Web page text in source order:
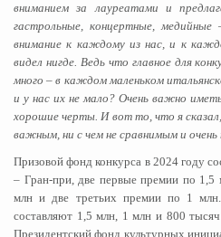
вниманием за лауреатами и
гастрольные, концертные,
внимание к каждому из нас, и к
видел нигде. Ведь что главное для
много – в каждом маленьком
и у нас их не мало? Очень важно
хорошие черты. И вот то, что я
важным, ни с чем не сравнимым и
Призовой фонд конкурса в 2024 году
– Гран-при, две первые премии по
млн и две третьих премии по 1 млн.
составляют 1,5 млн, 1 млн и 800
Президентский фонд культурных